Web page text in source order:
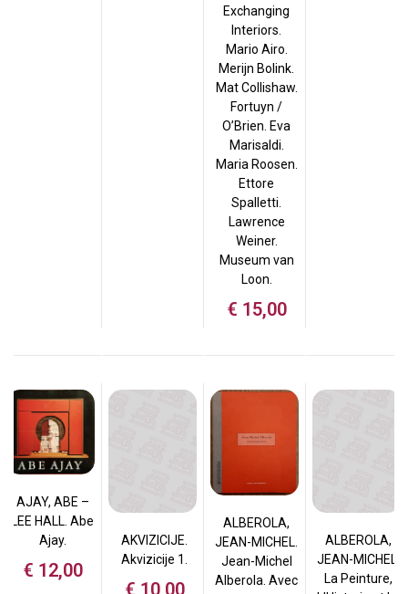
Exchanging
Interiors.
Mario Airo.
Merijn Bolink.
Mat Collishaw.
Fortuyn /
O’Brien. Eva
Marisaldi.
Maria Roosen.
Ettore
Spalletti.
Lawrence
Weiner.
Museum van
Loon.
€ 15,00
AJAY, ABE –
LEE HALL. Abe
Ajay.
€ 12,00
AKVIZICIJE.
Akvizicije 1.
ALBEROLA,
JEAN-MICHEL.
Jean-Michel
Alberola. Avec
ALBEROLA,
JEAN-MICHEL.
La Peinture,